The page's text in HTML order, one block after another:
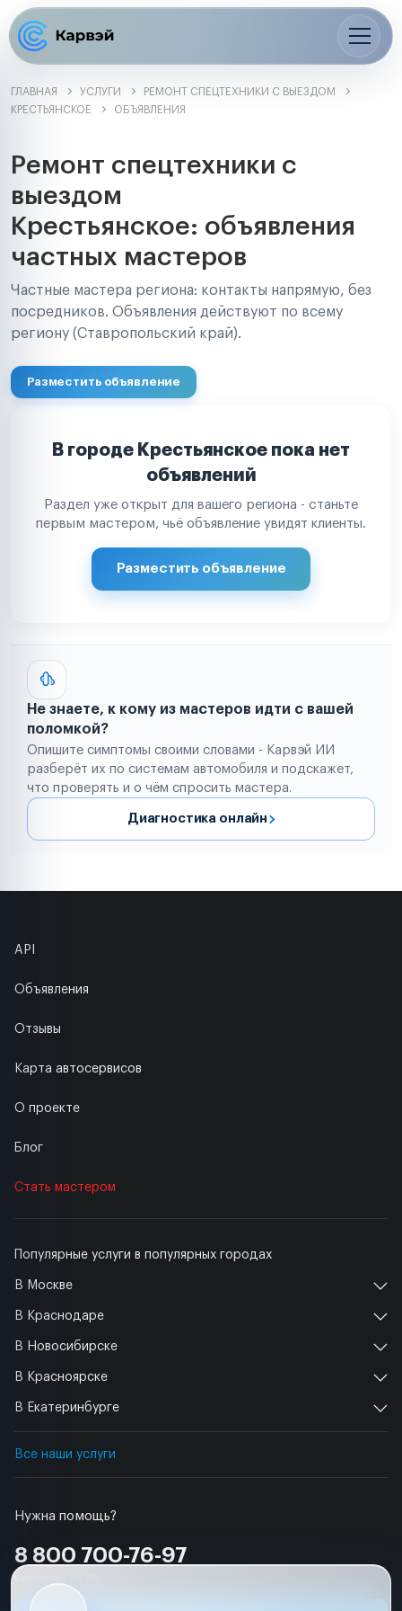
ГЛАВНАЯ УСЛУГИ
РЕМОНТ СПЕЦТЕХНИКИ С ВЫЕЗДОМ
КРЕСТЬЯНСКОЕ
ОБЪЯВЛЕНИЯ
Ремонт спецтехники с
выездом
Крестьянское: объявления
частных мастеров
Частные мастера региона: контакты напрямую, без
посредников. Объявления действуют по всему
региону (Ставропольский край).
Разместить объявление
В городе Крестьянское пока нет
объявлений
Раздел уже открыт для вашего региона - станьте
первым мастером, чьё объявление увидят клиенты.
Разместить объявление
Не знаете, к кому из мастеров идти с вашей
поломкой?
Опишите симптомы своими словами - Карвэй ИИ
разберёт их по системам автомобиля и подскажет,
что проверять и о чём спросить мастера.
Диагностика онлайн
Нужна помощь?
8 800 700-76-97
Популярные услуги в популярных городах
В Москве
В Краснодаре
В Новосибирске
В Красноярске
В Екатеринбурге
Все наши услуги
API
Объявления
Отзывы
Карта автосервисов
О проекте
Блог
Стать мастером